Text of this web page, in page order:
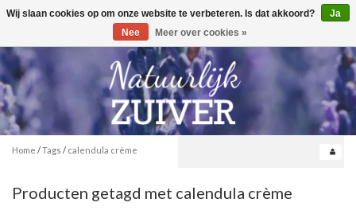
Toggle
0
Home /Tags / calendula crème
Producten getagd met calendula crème
Wij slaan cookies op om onze website te verbeteren. Is dat akkoord?
Ja
Nee
Meer over cookies »